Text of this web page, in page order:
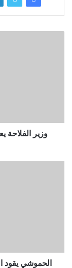
وزير الفلاحة
الحموشي يقود